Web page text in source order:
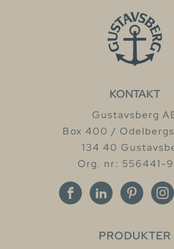
KONTAKT
Gustavsberg
Box 400 / Odelbergs
134 40
Org. nr: 556441-
PRODUKTER